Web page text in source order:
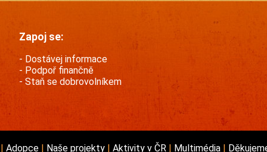
Zapoj se:
Dostávej informace
Podpoř finančně
Staň se dobrovolníkem
Adopce Naše projekty Aktivity v ČR Multimédia